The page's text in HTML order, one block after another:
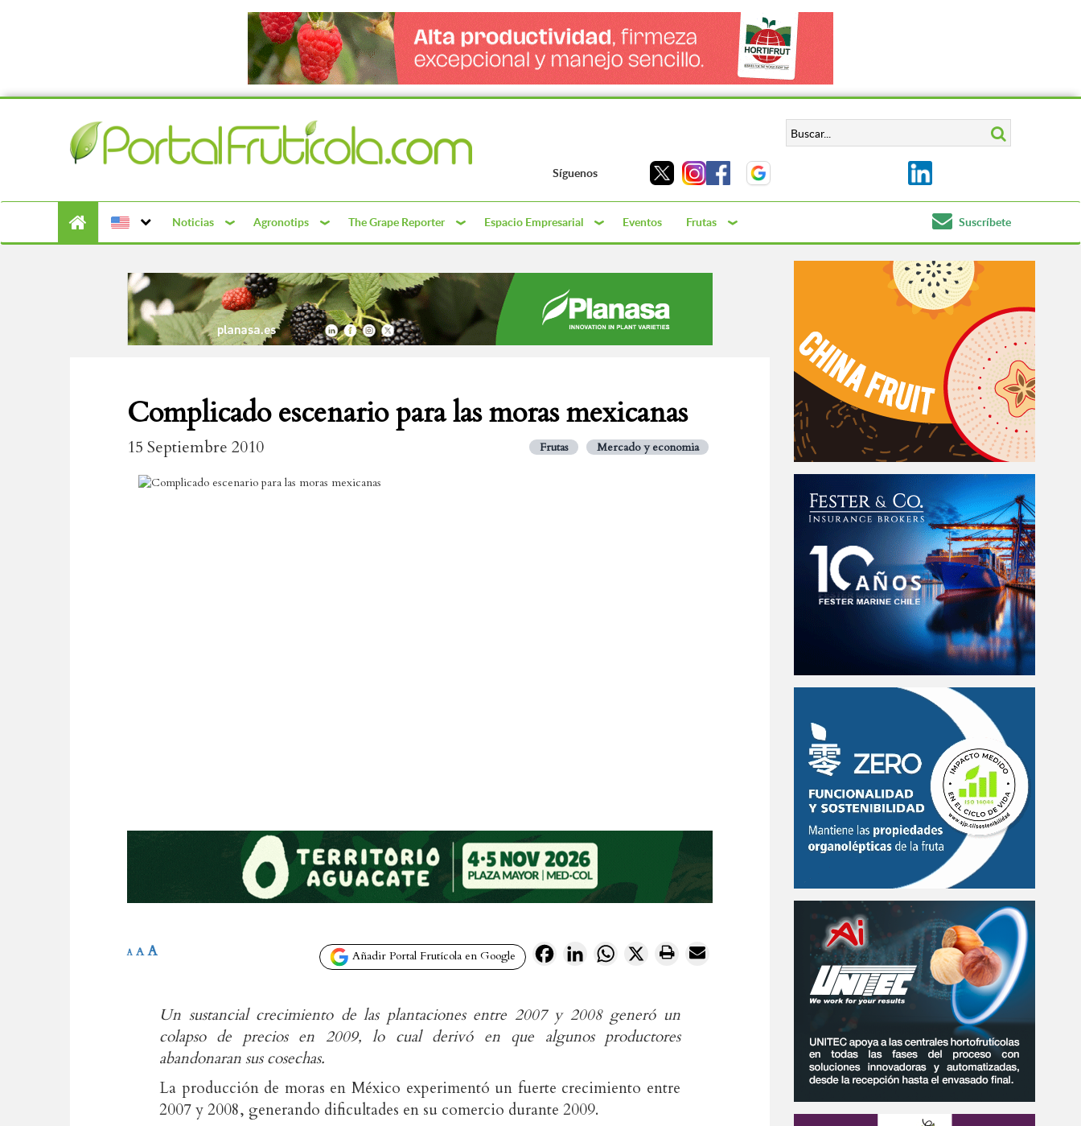
Síguenos
Noticias Agronotips The Grape Reporter Espacio Empresarial Eventos Frutas Suscríbete
Complicado escenario para las moras mexicanas
15 Septiembre 2010 Frutas Mercado y economia
Añadir Portal Frutícola en Google FacebookLinkedInWhatsApp
X
A A A
Un sustancial crecimiento de las plantaciones entre 2007 y 2008 generó un
colapso de precios en 2009, lo cual derivó en que algunos productores
abandonaran sus cosechas.
La producción de moras en México experimentó un fuerte crecimiento entre
2007 y 2008, generando dificultades en su comercio durante 2009.